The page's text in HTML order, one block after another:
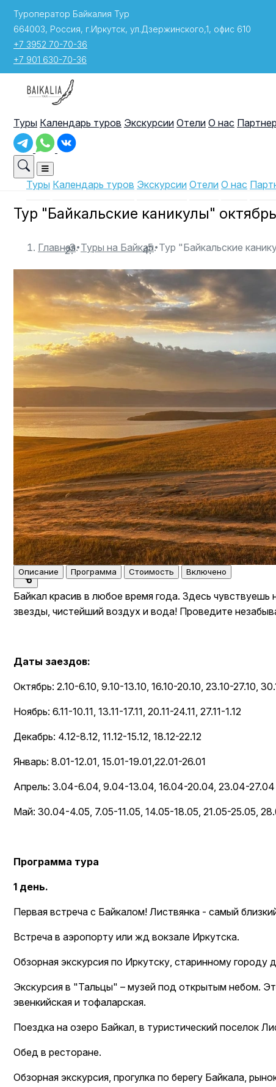
k
Туроператор Байкалия Тур
664003, Россия, г.Иркутск, ул.Дзержинского,1, офис 610
+7 3952 70-70-36
+7 901 630-70-36
Туры Календарь туров Экскурсии Отели О нас
Туры Календарь туров Экскурсии Отели О нас
Тур "Байкальские каникулы"
Главная·Туры на Байкал·Тур "Байкальские
Описание Программа Стоимость Включено
Байкал красив в любое время года. Здесь
звезды, чистейший воздух и вода! Проведите
Даты заездов:
Октябрь: 2.10-6.10, 9.10-13.10, 16.10-20.10, 23.10-27.10,
Ноябрь: 6.11-10.11, 13.11-17.11, 20.11-24.11, 27.11-1.12
Декабрь: 4.12-8.12, 11.12-15.12, 18.12-22.12
Январь: 8.01-12.01, 15.01-19.01,22.01-26.01
Апрель: 3.04-6.04, 9.04-13.04, 16.04-20.04, 23.04-27.04
Май: 30.04-4.05, 7.05-11.05, 14.05-18.05, 21.05-25.05,
Программа тура
1 день.
Первая встреча с Байкалом! Листвянка - самый
Встреча в аэропорту или жд вокзале Иркутска.
Обзорная экскурсия по Иркутску, старинному городу
Экскурсия в "Тальцы" – музей под открытым небом.
эвенкийская и тофаларская.
Поездка на озеро Байкал, в туристический поселок
Обед в ресторане.
Обзорная экскурсия, прогулка по берегу Байкала,